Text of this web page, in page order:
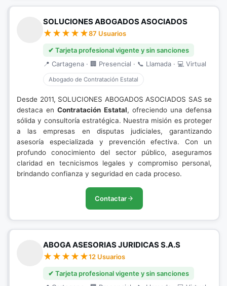
SOLUCIONES ABOGADOS ASOCIADOS
87 Usuarios
✔ Tarjeta profesional vigente y sin sanciones
📍 Cartagena · 🏢 Presencial · 📞 Llamada · 💻 Virtual
Abogado de Contratación Estatal
Desde 2011, SOLUCIONES ABOGADOS ASOCIADOS SAS se
destaca enContratación Estatal, ofreciendo una defensa
sólida y consultoría estratégica. Nuestra misión es proteger
a las empresas en disputas judiciales, garantizando
asesoría especializada y prevención efectiva. Con un
profundo conocimiento del sector público, aseguramos
claridad en tecnicismos legales y compromiso personal,
brindando confianza y seguridad en cada proceso.
Contactar
ABOGA ASESORIAS JURIDICAS S.A.S
12 Usuarios
✔ Tarjeta profesional vigente y sin sanciones